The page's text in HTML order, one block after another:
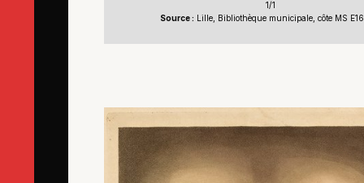
1/1
Source : Lille, Bibliothèque municipale, côte MS